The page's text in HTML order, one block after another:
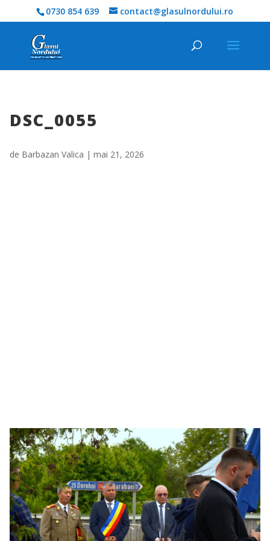
0730 854 639 contact@glasulnordului.ro
DSC_0055
de Barbazan Valica | mai 21, 2026